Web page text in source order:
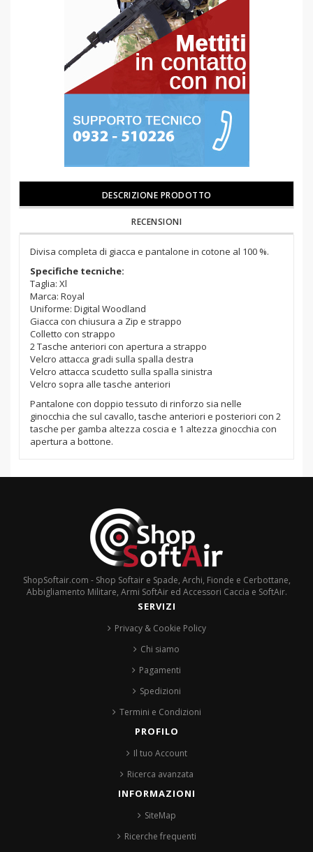
DESCRIZIONE PRODOTTO
RECENSIONI
Divisa completa di giacca e pantalone in cotone al 100 %.
Specifiche tecniche:
Taglia: Xl
Marca: Royal
Uniforme: Digital Woodland
Giacca con chiusura a Zip e strappo
Colletto con strappo
2 Tasche anteriori con apertura a strappo
Velcro attacca gradi sulla spalla destra
Velcro attacca scudetto sulla spalla sinistra
Velcro sopra alle tasche anteriori
Pantalone con doppio tessuto di rinforzo sia nelle
ginocchia che sul cavallo, tasche anteriori e posteriori con 2
tasche per gamba altezza coscia e 1 altezza ginocchia con
apertura a bottone.
ShopSoftair.com - Shop Softair e Spade, Archi, Fionde e Cerbottane,
Abbigliamento Militare, Armi SoftAir ed Accessori Caccia e SoftAir.
SERVIZI
Privacy & Cookie Policy
Chi siamo
Pagamenti
Spedizioni
Termini e Condizioni
PROFILO
Il tuo Account
Ricerca avanzata
INFORMAZIONI
SiteMap
Ricerche frequenti